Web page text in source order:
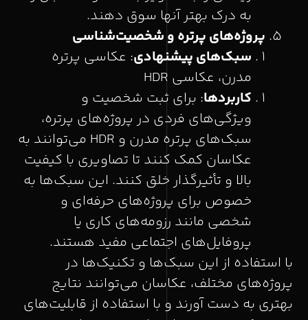
به درک بهتر آنها سوق دهند.
پروژه‌های پرتره و شخصیت‌شناسی
سبک‌های پیشنهادی: عکاسی پرتره
مدرن، عکاسی HDR
کاربردها: برای ثبت شخصیت و
ویژگی‌های فردی در پروژه‌های پرتره،
سبک‌های پرتره مدرن و HDR می‌توانند به
عکاسان کمک کنند تا تصاویری با کیفیت
بالا و تأثیرگذار خلق کنند. این سبک‌ها به
خصوص برای پروژه‌های حرفه‌ای و
شخصی مانند رزومه‌های کاری یا
پروفایل‌های اجتماعی مفید هستند.
با استفاده از این سبک‌ها و تکنیک‌ها در
پروژه‌های مختلف، عکاسان می‌توانند نتایج
بهتری به دست آورند و با استفاده از قابلیت‌های